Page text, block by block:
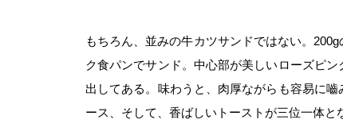
もちろん、並みの牛カツサンドではない。
ク食パンでサンド。中心部が美しいローズピ
出してある。味わうと、肉厚ながらも容易に
ース、そして、香ばしいトーストが三位一体と